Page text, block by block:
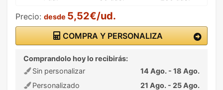
Precio: desde 5,52€/ud.
COMPRA Y PERSONALIZA
Comprandolo hoy lo recibirás:
Sin personalizar
14 Ago. - 18 Ago.
Personalizado
21 Ago. - 25 Ago.